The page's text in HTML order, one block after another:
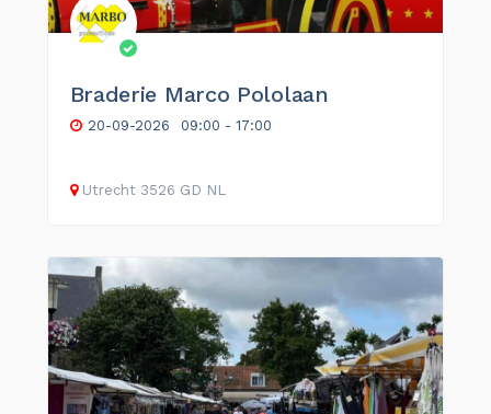
Braderie Marco Pololaan
20-09-2026 09:00 - 17:00
Utrecht 3526 GD NL